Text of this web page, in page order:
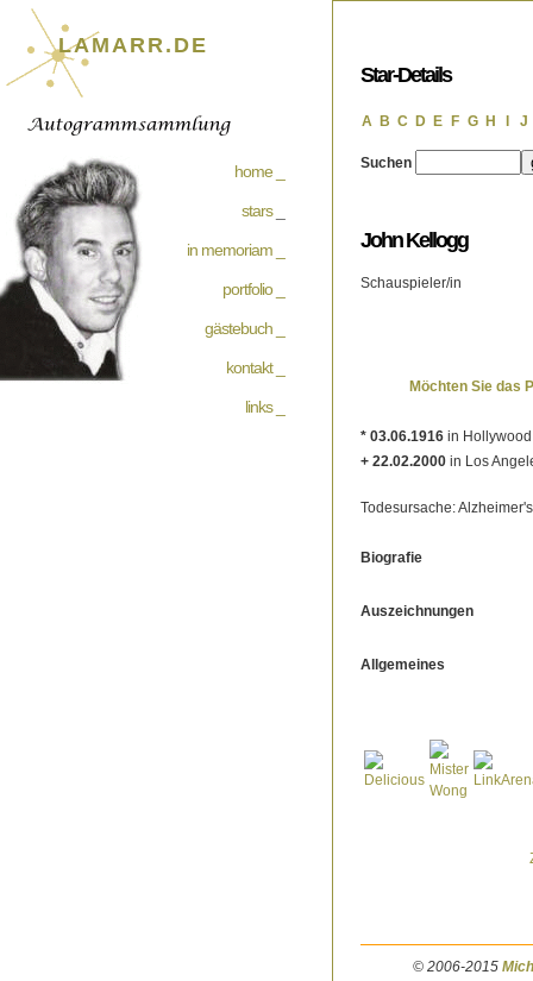
LAMARR.DE
home _
stars_
in memoriam _
portfolio _
gästebuch _
kontakt _
links _
Star-Details
A B C D E F G H J
Suchen
John Kellogg
Schauspieler/in
Möchten Sie das
* 03.06.1916 in
+ 22.02.2000 in Los
Todesursache:
Biografie
Auszeichnungen
Allgemeines
© 2006-2015